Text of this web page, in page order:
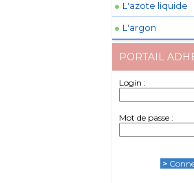
L'azote liquide
L'argon
PORTAIL
Login :
Mot de passe :
>